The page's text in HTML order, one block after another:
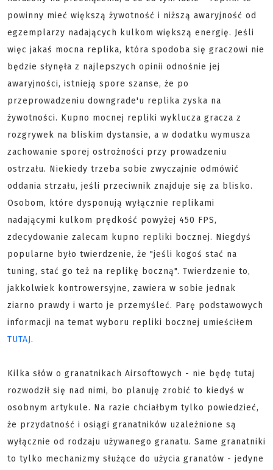
powinny mieć większą żywotność i niższą awaryjność od
egzemplarzy nadających kulkom większą energię. Jeśli
więc jakaś mocna replika, która spodoba się graczowi nie
będzie słynęła z najlepszych opinii odnośnie jej
awaryjności, istnieją spore szanse, że po
przeprowadzeniu downgrade'u replika zyska na
żywotności. Kupno mocnej repliki wyklucza gracza z
rozgrywek na bliskim dystansie, a w dodatku wymusza
zachowanie sporej ostrożności przy prowadzeniu
ostrzału. Niekiedy trzeba sobie zwyczajnie odmówić
oddania strzału, jeśli przeciwnik znajduje się za blisko.
Osobom, które dysponują wyłącznie replikami
nadającymi kulkom prędkość powyżej 450 FPS,
zdecydowanie zalecam kupno repliki bocznej. Niegdyś
popularne było twierdzenie, że "jeśli kogoś stać na
tuning, stać go też na replikę boczną". Twierdzenie to,
jakkolwiek kontrowersyjne, zawiera w sobie jednak
ziarno prawdy i warto je przemyśleć. Parę podstawowych
informacji na temat wyboru repliki bocznej umieściłem
TUTAJ.
Kilka słów o granatnikach Airsoftowych - nie będę tutaj
rozwodził się nad nimi, bo planuję zrobić to kiedyś w
osobnym artykule. Na razie chciałbym tylko powiedzieć,
że przydatność i osiągi granatników uzależnione są
wyłącznie od rodzaju używanego granatu. Same granatniki
to tylko mechanizmy służące do użycia granatów - jedyne